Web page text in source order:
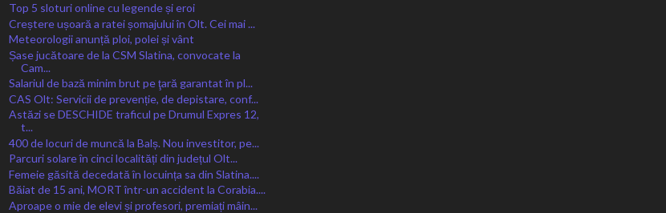
Top 5 sloturi online cu legende și eroi
Creștere ușoară a ratei șomajului în Olt. Cei mai ...
Meteorologii anunță ploi, polei și vânt
Șase jucătoare de la CSM Slatina, convocate la
Cam...
Salariul de bază minim brut pe ţară garantat în pl...
CAS Olt: Servicii de prevenție, de depistare, conf...
Astăzi se DESCHIDE traficul pe Drumul Expres 12,
t...
400 de locuri de muncă la Balș. Nou investitor, pe...
Parcuri solare în cinci localități din județul Olt...
Femeie găsită decedată în locuința sa din Slatina....
Băiat de 15 ani, MORT într-un accident la Corabia....
Aproape o mie de elevi și profesori, premiați mâin...